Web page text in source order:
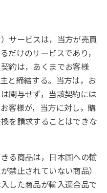
サービスは，当方が売買
だけのサービスであり，
約は，あくまでお客様
と締結する。当方は，お
関与せず，当該契約には
客様が，当方に対し，購
を請求することはできな
る商品は，日本国への輸
禁止されていない商品）
した商品が輸入適合品で